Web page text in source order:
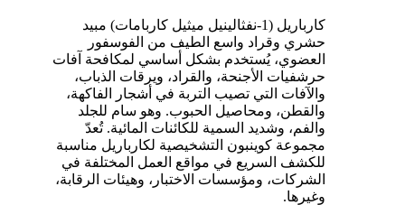
كارباريل (1-نفثالينيل ميثيل كاربامات) مبيد
حشري وقراد واسع الطيف من الفوسفور
العضوي، يُستخدم بشكل أساسي لمكافحة آفات
حرشفيات الأجنحة، والقراد، ويرقات الذباب،
والآفات التي تصيب التربة في أشجار الفاكهة،
والقطن، ومحاصيل الحبوب. وهو سام للجلد
والفم، وشديد السمية للكائنات المائية. تُعدّ
مجموعة كوينبون التشخيصية لكارباريل مناسبة
للكشف السريع في مواقع العمل المختلفة في
الشركات، ومؤسسات الاختبار، وهيئات الرقابة،
وغيرها.